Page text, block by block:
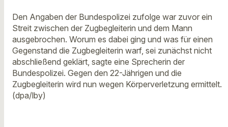
Den Angaben der Bundespolizei zufolge war zuvor ein
Streit zwischen der Zugbegleiterin und dem Mann
ausgebrochen. Worum es dabei ging und was für einen
Gegenstand die Zugbegleiterin warf, sei zunächst nicht
abschließend geklärt, sagte eine Sprecherin der
Bundespolizei. Gegen den 22-Jährigen und die
Zugbegleiterin wird nun wegen Körperverletzung ermittelt.
(dpa/lby)